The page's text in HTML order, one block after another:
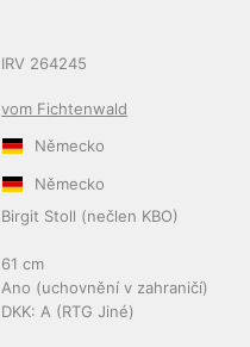
IRV 264245
vom Fichtenwald
Německo
Německo
Birgit Stoll (nečlen KBO)
61 cm
Ano (uchovnění v zahraničí)
DKK: A (RTG Jiné)